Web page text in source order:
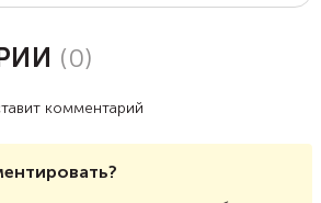
(0)
комментарий